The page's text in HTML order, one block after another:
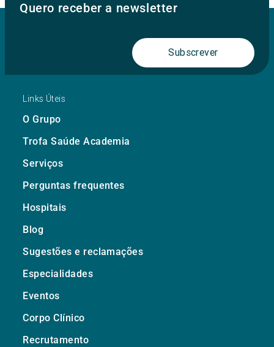
Quero receber a newsletter
Subscrever
Links Úteis
O Grupo
Trofa Saúde Academia
Serviços
Perguntas frequentes
Hospitais
Blog
Sugestões e reclamações
Especialidades
Eventos
Corpo Clínico
Recrutamento